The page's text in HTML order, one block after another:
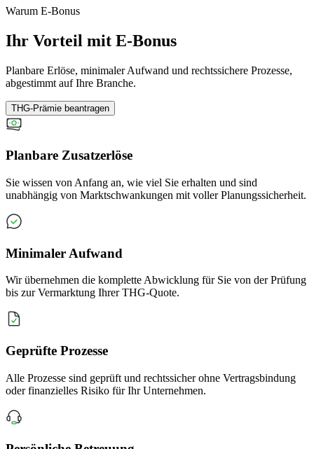
Warum E-Bonus
Ihr Vorteil mit E-Bonus
Planbare Erlöse, minimaler Aufwand und rechtssichere Prozesse,
abgestimmt auf Ihre Branche.
THG-Prämie beantragen
Planbare Zusatzerlöse
Sie wissen von Anfang an, wie viel Sie erhalten und sind
unabhängig von Marktschwankungen mit voller Planungssicherheit.
Minimaler Aufwand
Wir übernehmen die komplette Abwicklung für Sie von der Prüfung
bis zur Vermarktung Ihrer THG-Quote.
Geprüfte Prozesse
Alle Prozesse sind geprüft und rechtssicher ohne Vertragsbindung
oder finanzielles Risiko für Ihr Unternehmen.